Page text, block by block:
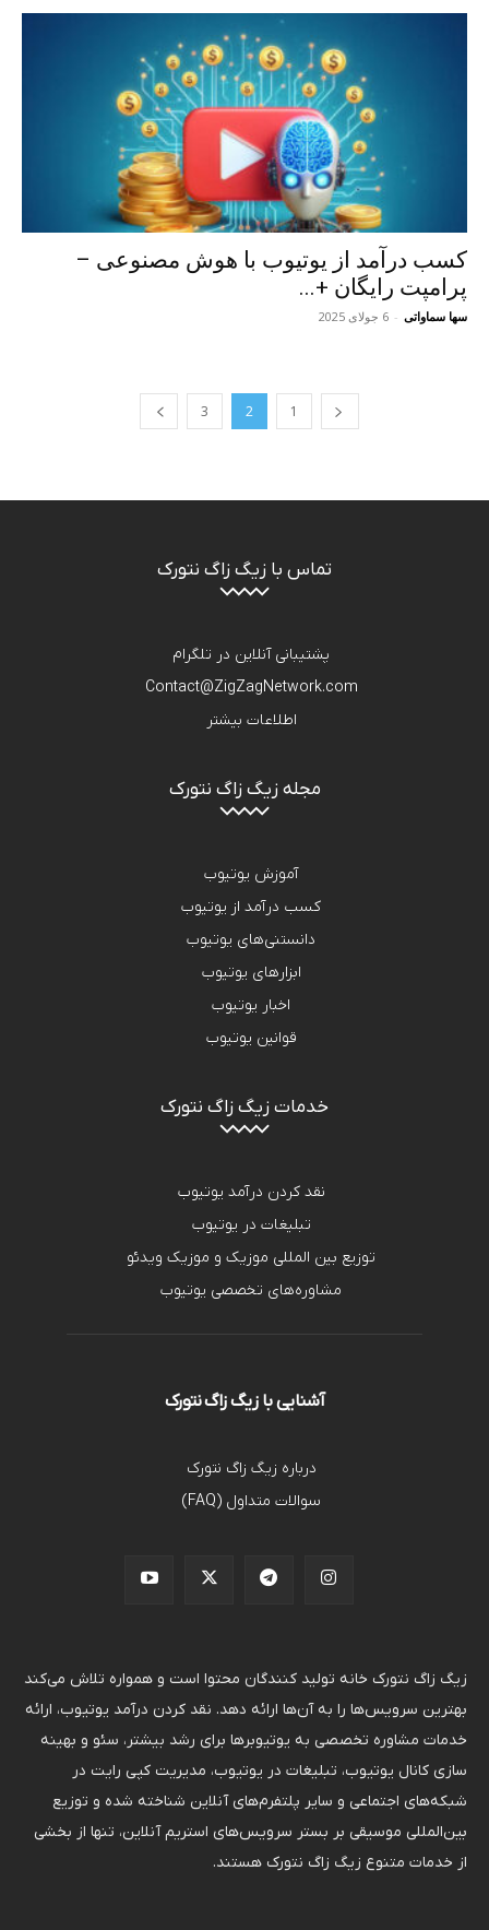
کسب درآمد از یوتیوب با هوش مصنوعی –
پرامپت رایگان +...
سها سماواتی - 6 جولای 2025
1
2
3
تماس با زیگ زاگ نتورک
پشتیبانی آنلاین در تلگرام
Contact@ZigZagNetwork.com
اطلاعات بیشتر
مجله زیگ زاگ نتورک
آموزش یوتیوب
کسب درآمد از یوتیوب
دانستنی‌های یوتیوب
ابزارهای یوتیوب
اخبار یوتیوب
قوانین یوتیوب
خدمات زیگ زاگ نتورک
نقد کردن درآمد یوتیوب
تبلیغات در یوتیوب
توزیع بین المللی موزیک و موزیک ویدئو
مشاوره‌های تخصصی یوتیوب
آشنایی با زیگ زاگ نتورک
درباره زیگ زاگ نتورک
سوالات متداول (FAQ)
زیگ زاگ نتورک خانه تولید کنندگان محتوا است و همواره تلاش می‌کند
بهترین سرویس‌ها را به آن‌ها ارائه دهد. نقد کردن درآمد یوتیوب، ارائه
خدمات مشاوره تخصصی به یوتیوبرها برای رشد بیشتر، سئو و بهینه
سازی کانال یوتیوب، تبلیغات در یوتیوب، مدیریت کپی رایت در
شبکه‌های اجتماعی و سایر پلتفرم‌های آنلاین شناخته شده و توزیع
بین‌المللی موسیقی بر بستر سرویس‌های استریم آنلاین، تنها از بخشی
از خدمات متنوع زیگ زاگ نتورک هستند.